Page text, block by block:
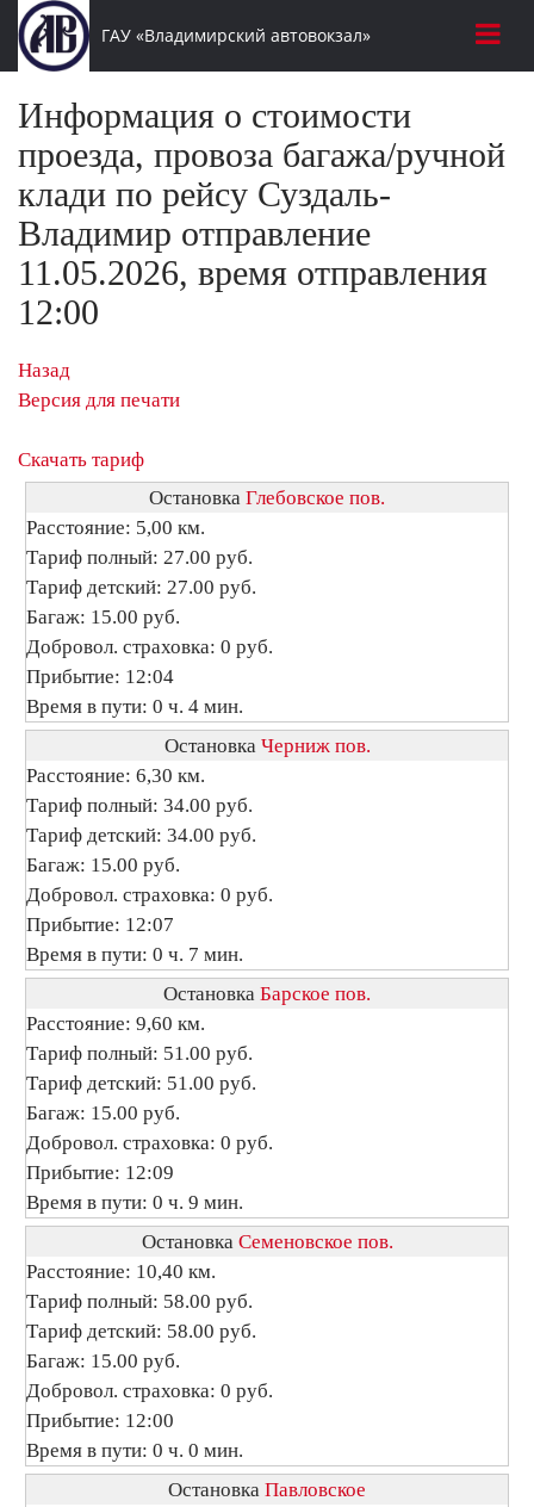
ГАУ «Владимирский автовокзал»
Информация о стоимости
проезда, провоза багажа/ручной
клади по рейсу Суздаль-
Владимир отправление
11.05.2026, время отправления
12:00
Назад
Версия для печати
Скачать тариф
Остановка Глебовское пов.
Расстояние: 5,00 км.
Тариф полный: 27.00 руб.
Тариф детский: 27.00 руб.
Багаж: 15.00 руб.
Добровол. страховка: 0 руб.
Прибытие: 12:04
Время в пути: 0 ч. 4 мин.
Остановка Черниж пов.
Расстояние: 6,30 км.
Тариф полный: 34.00 руб.
Тариф детский: 34.00 руб.
Багаж: 15.00 руб.
Добровол. страховка: 0 руб.
Прибытие: 12:07
Время в пути: 0 ч. 7 мин.
Остановка Барское пов.
Расстояние: 9,60 км.
Тариф полный: 51.00 руб.
Тариф детский: 51.00 руб.
Багаж: 15.00 руб.
Добровол. страховка: 0 руб.
Прибытие: 12:09
Время в пути: 0 ч. 9 мин.
Остановка Семеновское пов.
Расстояние: 10,40 км.
Тариф полный: 58.00 руб.
Тариф детский: 58.00 руб.
Багаж: 15.00 руб.
Добровол. страховка: 0 руб.
Прибытие: 12:00
Время в пути: 0 ч. 0 мин.
Остановка Павловское